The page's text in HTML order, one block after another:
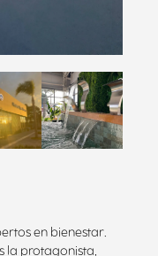
en bienestar.
la protagonista,